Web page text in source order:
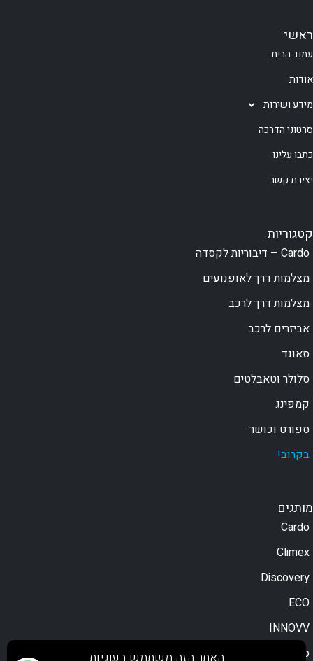
ראשי
עמוד הבית
אודות
מידע ושירות
סרטוני הדרכה
כתבו עלינו
יצירת קשר
קטגוריות
Cardo – דיבוריות לקסדה
מצלמות דרך לאופנועים
מצלמות דרך לרכב
אביזרים לרכב
סאונד
סלולר וטאבלטים
קמפינג
ספורט וכושר
בקרוב!
מותגים
Cardo
Climex
Discovery
ECO
INNOVV
Moodo